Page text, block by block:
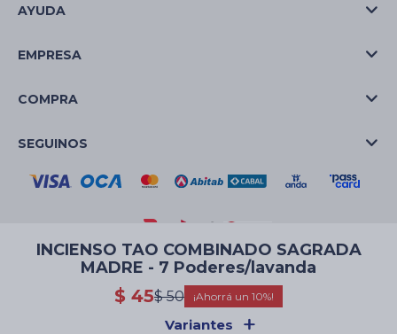
INCIENSO TAO COMBINADO SAGRADA
MADRE - 7 Poderes/lavanda
$ 45$ 50 10
Variantes
AYUDA
EMPRESA
COMPRA
SEGUINOS
© Copyright 2026 / La Casa de las Velas